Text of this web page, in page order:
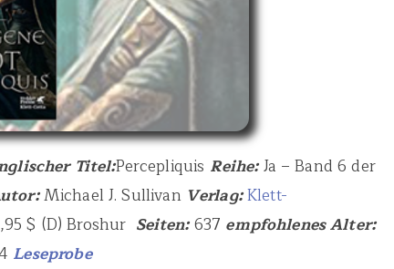
Titel:Percepliquis Reihe:Ja – Band 6 der
Michael J. Sullivan Verlag:Klett-
$ (D) Broshur Seiten:637 empfohlenes Alter:
Leseprobe